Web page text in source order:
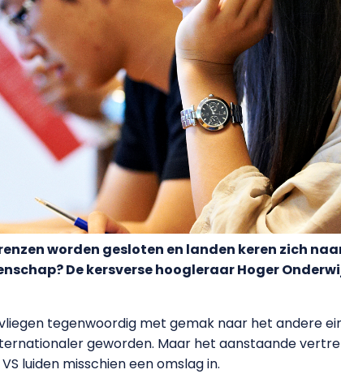
worden gesloten en landen keren zich
De kersverse hoogleraar Hoger
tegenwoordig met gemak naar het andere
geworden. Maar het aanstaande
luiden misschien een omslag in.